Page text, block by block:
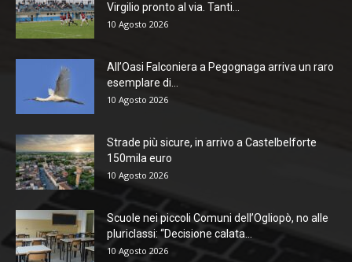
Virgilio pronto al via. Tanti...
10 Agosto 2026
All’Oasi Falconiera a Pegognaga arriva un raro
esemplare di...
10 Agosto 2026
Strade più sicure, in arrivo a Castelbelforte
150mila euro
10 Agosto 2026
Scuole nei piccoli Comuni dell’Ogliopò, no alle
pluriclassi: “Decisione calata...
10 Agosto 2026